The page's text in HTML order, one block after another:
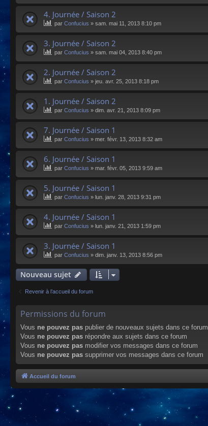
4. Journée / Saison 2
par Confucius » sam. mai 11, 2013 8:10 pm
3. Journée / Saison 2
par Confucius » sam. mai 04, 2013 8:40 pm
2. Journée / Saison 2
par Confucius » jeu. avr. 25, 2013 8:18 pm
1. Journée / Saison 2
par Confucius » dim. avr. 21, 2013 8:09 pm
7. Journée / Saison 1
par Confucius » mer. févr. 13, 2013 8:32 am
6. Journée / Saison 1
par Confucius » mar. févr. 05, 2013 9:59 am
5. Journée / Saison 1
par Confucius » lun. janv. 28, 2013 9:31 pm
4. Journée / Saison 1
par Confucius » lun. janv. 21, 2013 1:59 pm
3. Journée / Saison 1
par Confucius » dim. janv. 13, 2013 8:56 pm
Nouveau sujet
Revenir à l’accueil du forum
Permissions du forum
Vous ne pouvez pas publier de nouveaux sujets dans ce forum
Vous ne pouvez pas répondre aux sujets dans ce forum
Vous ne pouvez pas modifier vos messages dans ce forum
Vous ne pouvez pas supprimer vos messages dans ce forum
Accueil du forum